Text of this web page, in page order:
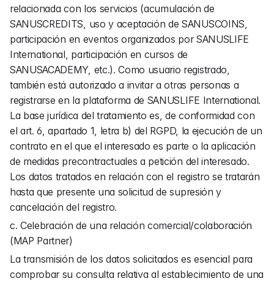
relacionada con los servicios (acumulación de
SANUSCREDITS, uso y aceptación de SANUSCOINS,
participación en eventos organizados por SANUSLIFE
International, participación en cursos de
SANUSACADEMY, etc.). Como usuario registrado,
también está autorizado a invitar a otras personas a
registrarse en la plataforma de SANUSLIFE International.
La base jurídica del tratamiento es, de conformidad con
el art. 6, apartado 1, letra b) del RGPD, la ejecución de un
contrato en el que el interesado es parte o la aplicación
de medidas precontractuales a petición del interesado.
Los datos tratados en relación con el registro se tratarán
hasta que presente una solicitud de supresión y
cancelación del registro.
c. Celebración de una relación comercial/colaboración
(MAP Partner)
La transmisión de los datos solicitados es esencial para
comprobar su consulta relativa al establecimiento de una